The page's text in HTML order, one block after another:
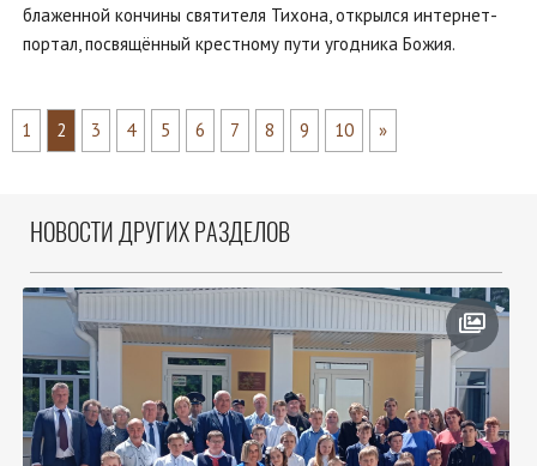
блаженной кончины святителя Тихона, открылся интернет-
портал, посвящённый крестному пути угодника Божия.
1 2 3 4 5 6 7 8 9 10 »
НОВОСТИ ДРУГИХ РАЗДЕЛОВ